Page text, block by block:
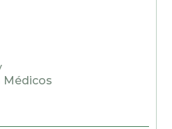
Médicos